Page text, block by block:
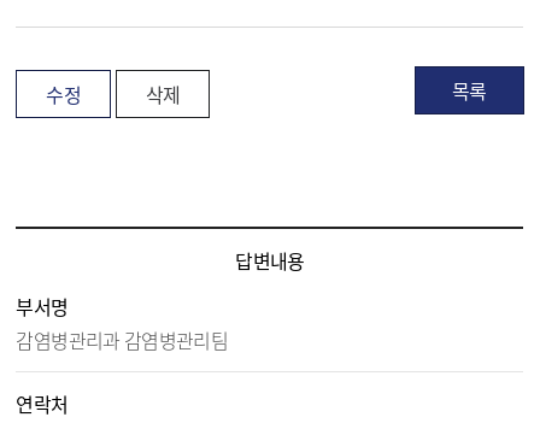
수정 삭제 목록
답변내용
부서명
감염병관리과 감염병관리팀
연락처